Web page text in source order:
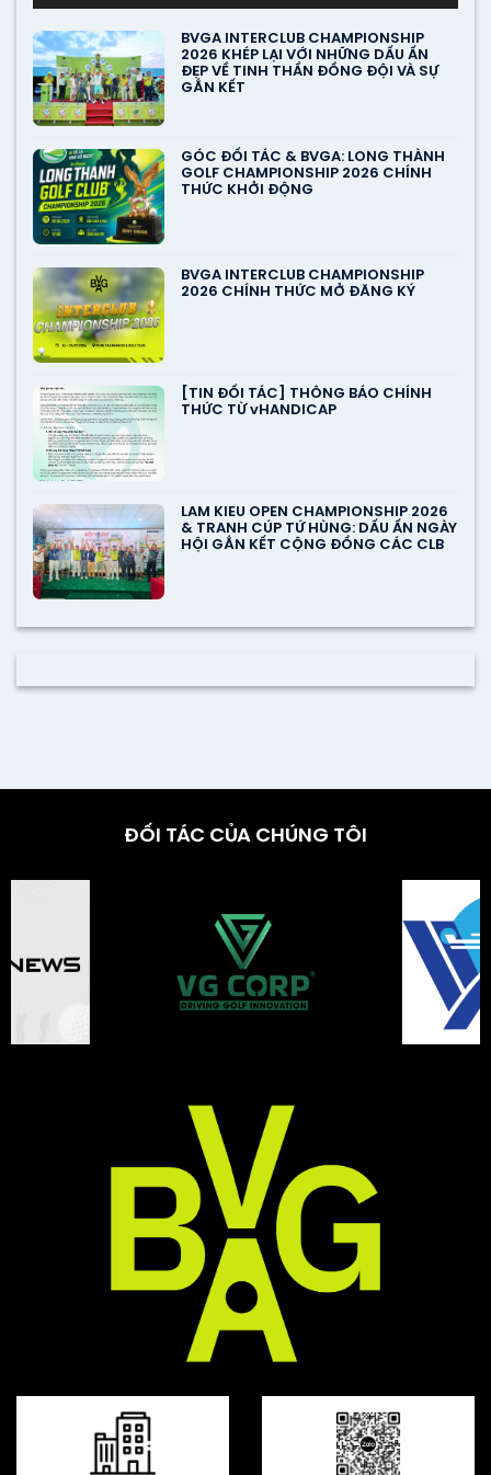
BVGA INTERCLUB CHAMPIONSHIP
2026 KHÉP LẠI VỚI NHỮNG DẤU ẤN
ĐẸP VỀ TINH THẦN ĐỒNG ĐỘI VÀ SỰ
GẮN KẾT
GÓC ĐỐI TÁC & BVGA: LONG THÀNH
GOLF CHAMPIONSHIP 2026 CHÍNH
THỨC KHỞI ĐỘNG
BVGA INTERCLUB CHAMPIONSHIP
2026 CHÍNH THỨC MỞ ĐĂNG KÝ
[TIN ĐỐI TÁC] THÔNG BÁO CHÍNH
THỨC TỪ vHANDICAP
LAM KIEU OPEN CHAMPIONSHIP 2026
& TRANH CÚP TỨ HÙNG: DẤU ẤN NGÀY
HỘI GẮN KẾT CỘNG ĐỒNG CÁC CLB
ĐỐI TÁC CỦA CHÚNG TÔI